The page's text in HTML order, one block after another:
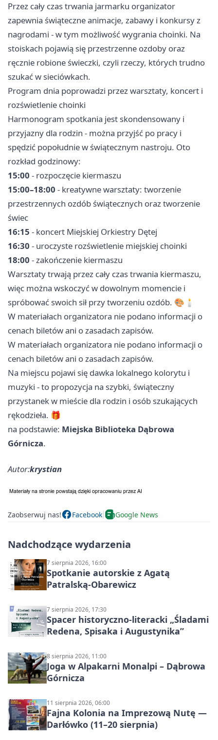
Przez cały czas trwania jarmarku organizator
zapewnia świąteczne animacje, zabawy i konkursy z
nagrodami - w tym możliwość wygrania choinki. Na
stoiskach pojawią się przestrzenne ozdoby oraz
ręcznie robione świeczki, czyli rzeczy, których trudno
szukać w sieciówkach.
Program dnia poprowadzi przez warsztaty, koncert i
rozświetlenie choinki
Harmonogram spotkania jest skondensowany i
przyjazny dla rodzin - można przyjść po pracy i
spędzić popołudnie w świątecznym nastroju. Oto
rozkład godzinowy:
15:00 - rozpoczęcie kiermaszu
15:00–18:00 - kreatywne warsztaty: tworzenie
przestrzennych ozdób świątecznych oraz tworzenie
świec
16:15 - koncert Miejskiej Orkiestry Dętej
16:30 - uroczyste rozświetlenie miejskiej choinki
18:00 - zakończenie kiermaszu
Warsztaty trwają przez cały czas trwania kiermaszu,
więc można wskoczyć w dowolnym momencie i
spróbować swoich sił przy tworzeniu ozdób. 🎨🕯️
W materiałach organizatora nie podano informacji o
cenach biletów ani o zasadach zapisów.
W materiałach organizatora nie podano informacji o
cenach biletów ani o zasadach zapisów.
Na miejscu pojawi się dawka lokalnego kolorytu i
muzyki - to propozycja na szybki, świąteczny
przystanek w mieście dla rodzin i osób szukających
rękodzieła. 🎁
na podstawie: Miejska Biblioteka Dąbrowa
Górnicza.
Autor:krystian
Zaobserwuj nas! Facebook Google News
Nadchodzące wydarzenia
7 sierpnia 2026, 16:00
Spotkanie autorskie z Agatą
Patralską-Obarewicz
7 sierpnia 2026, 17:30
Spacer historyczno-literacki „Śladami
Redena, Spisaka i Augustynika”
8 sierpnia 2026, 11:00
Joga w Alpakarni Monalpi – Dąbrowa
Górnicza
11 sierpnia 2026, 06:00
Fajna Kolonia na Imprezową Nutę —
Darłówko (11–20 sierpnia)